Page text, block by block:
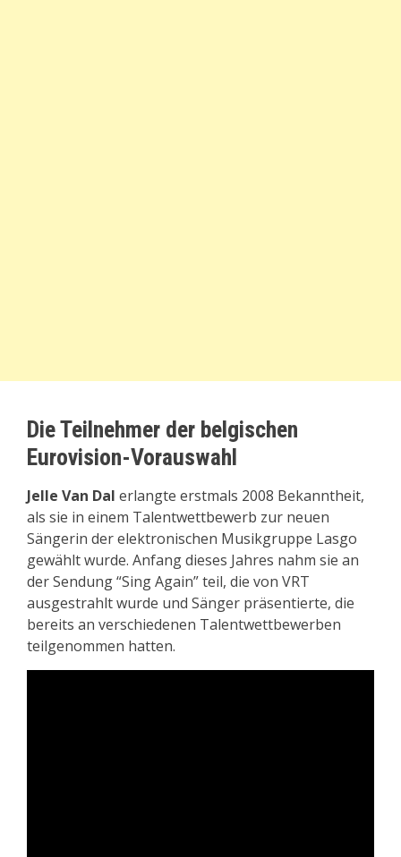
Die Teilnehmer der belgischen
Eurovision-Vorauswahl
Jelle Van Dal erlangte erstmals 2008 Bekanntheit,
als sie in einem Talentwettbewerb zur neuen
Sängerin der elektronischen Musikgruppe Lasgo
gewählt wurde. Anfang dieses Jahres nahm sie an
der Sendung “Sing Again” teil, die von VRT
ausgestrahlt wurde und Sänger präsentierte, die
bereits an verschiedenen Talentwettbewerben
teilgenommen hatten.